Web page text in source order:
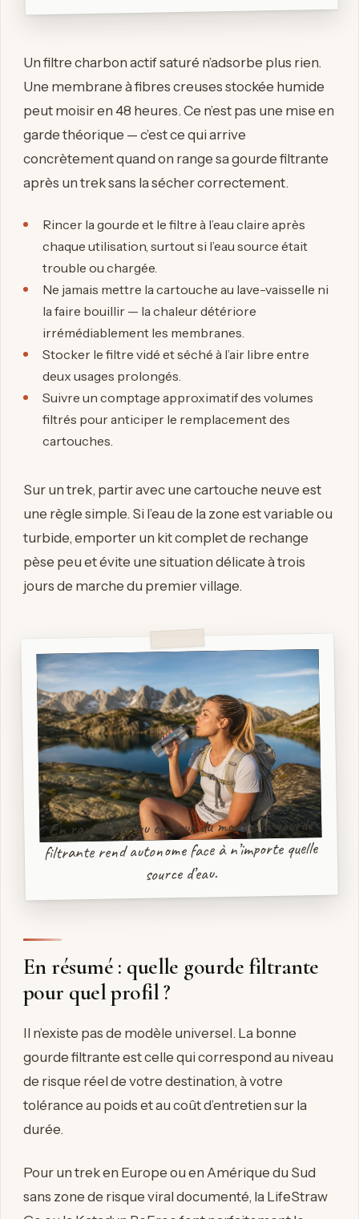
Un filtre charbon actif saturé n’adsorbe plus rien.
Une membrane à fibres creuses stockée humide
peut moisir en 48 heures. Ce n’est pas une mise en
garde théorique — c’est ce qui arrive
concrètement quand on range sa gourde filtrante
après un trek sans la sécher correctement.
Rincer la gourde et le filtre à l’eau claire après
chaque utilisation, surtout si l’eau source était
trouble ou chargée.
Ne jamais mettre la cartouche au lave-vaisselle ni
la faire bouillir — la chaleur détériore
irrémédiablement les membranes.
Stocker le filtre vidé et séché à l’air libre entre
deux usages prolongés.
Suivre un comptage approximatif des volumes
filtrés pour anticiper le remplacement des
cartouches.
Sur un trek, partir avec une cartouche neuve est
une règle simple. Si l’eau de la zone est variable ou
turbide, emporter un kit complet de rechange
pèse peu et évite une situation délicate à trois
jours de marche du premier village.
En randonnée ou en tour du monde, la gourde
filtrante rend autonome face à n’importe quelle
source d’eau.
En résumé : quelle gourde filtrante
pour quel profil ?
Il n’existe pas de modèle universel. La bonne
gourde filtrante est celle qui correspond au niveau
de risque réel de votre destination, à votre
tolérance au poids et au coût d’entretien sur la
durée.
Pour un trek en Europe ou en Amérique du Sud
sans zone de risque viral documenté, la LifeStraw